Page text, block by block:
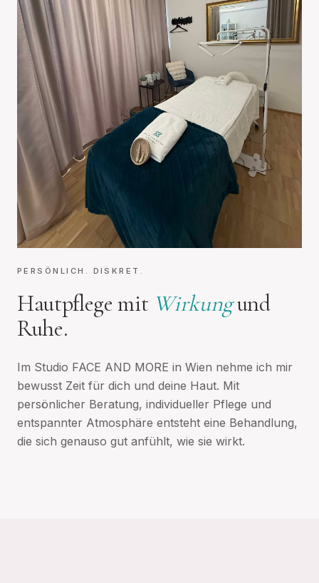
PERSÖNLICH. DISKRET.
Hautpflege mit Wirkungund
Ruhe.
Im Studio FACE AND MORE in Wien nehme ich mir
bewusst Zeit für dich und deine Haut. Mit
persönlicher Beratung, individueller Pflege und
entspannter Atmosphäre entsteht eine Behandlung,
die sich genauso gut anfühlt, wie sie wirkt.